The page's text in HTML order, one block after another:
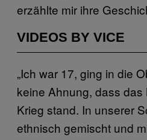
erzählte mir ihre
VIDEOS BY VICE
„Ich war 17, ging in die
keine Ahnung, dass
Krieg stand. In unserer
ethnisch gemischt und